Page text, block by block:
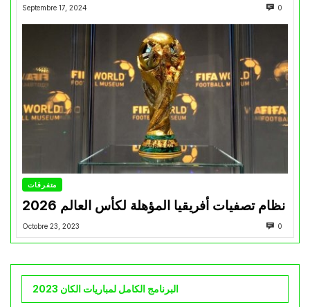
Septembre 17, 2024 0
متفرقات
نظام تصفيات أفريقيا المؤهلة لكأس العالم 2026
Octobre 23, 2023 0
البرنامج الكامل لمباريات الكان 2023